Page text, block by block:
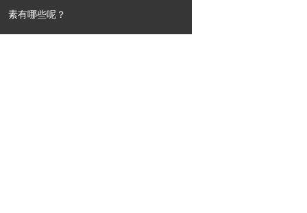
素有哪些呢？